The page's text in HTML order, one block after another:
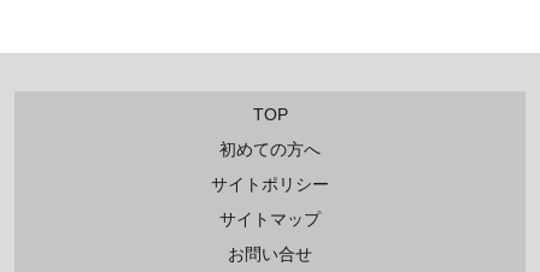
TOP
初めての方へ
サイトポリシー
サイトマップ
お問い合せ